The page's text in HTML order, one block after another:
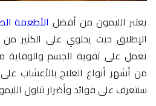
يعتبر الليمون من أفضل الأطعمة
الإطلاق حيث يحتوي على الكثير من
تعمل على تقوية الجسم والوقاية
من أشهر أنواع العلاج بالأعشاب
سنتعرف على فوائد وأضرار تناول